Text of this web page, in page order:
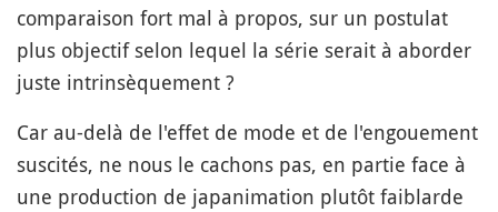
comparaison fort mal à propos, sur un postulat
plus objectif selon lequel la série serait à aborder
juste intrinsèquement ?
Car au-delà de l'effet de mode et de l'engouement
suscités, ne nous le cachons pas, en partie face à
une production de japanimation plutôt faiblarde